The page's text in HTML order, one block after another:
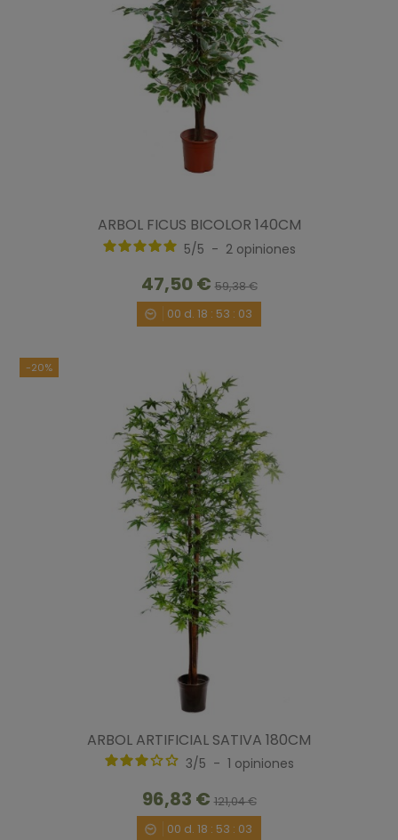
ARBOL FICUS BICOLOR 140CM
5/5 - 2 opiniones
47,50 €59,38 €
00 d. 18 : 53 : 02
-20%
ARBOL ARTIFICIAL SATIVA 180CM
3/5 - 1 opiniones
96,83 €121,04 €
00 d. 18 : 53 : 02